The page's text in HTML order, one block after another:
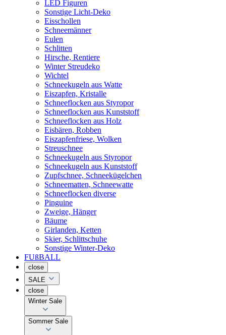
LED Figuren
Sonstige Licht-Deko
Eisschollen
Schneemänner
Eulen
Schlitten
Hirsche, Rentiere
Winter Streudeko
Wichtel
Schneekugeln aus Watte
Eiszapfen, Kristalle
Schneeflocken aus Styropor
Schneeflocken aus Kunststoff
Schneeflocken aus Holz
Eisbären, Robben
Eiszapfenfriese, Wolken
Streuschnee
Schneekugeln aus Styropor
Schneekugeln aus Kunststoff
Zupfschnee, Schneekügelchen
Schneematten, Schneewatte
Schneeflocken diverse
Pinguine
Zweige, Hänger
Bäume
Girlanden, Ketten
Skier, Schlittschuhe
Sonstige Winter-Deko
FUßBALL
close
SALE
close
Winter Sale
Sommer Sale